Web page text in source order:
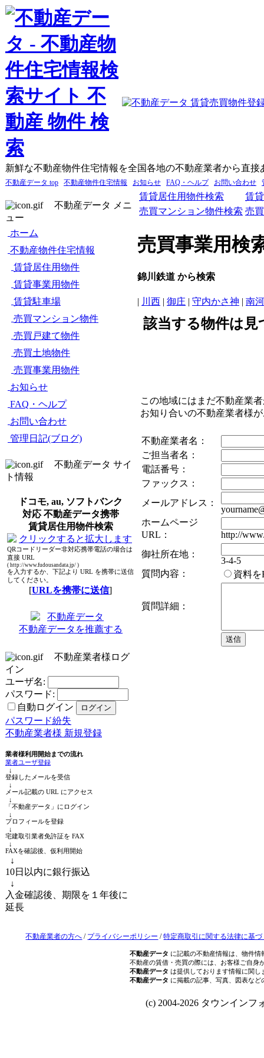
新鮮な不動産物件住宅情報を全国各地の不動産業者から直接
不動産データ top 不動産物件住宅情報 お知らせ FAQ・ヘルプ お問い合わせ
不動産データ メニ
ュー
ホーム
不動産物件住宅情報
賃貸居住用物件
賃貸事業用物件
賃貸駐車場
売買マンション物件
売買戸建て物件
売買土地物件
売買事業用物件
お知らせ
FAQ・ヘルプ
お問い合わせ
管理日記(ブログ)
不動産データ サイ
ト情報
ドコモ, au, ソフトバンク
対応 不動産データ携帯
賃貸居住用物件検索
QRコードリーダー非対応携帯電話の場合は
直接 URL
( http://www.fudousandata.jp/ )
を入力するか、下記より URL を携帯に送信
してください。
[URLを携帯に送信]
不動産データを推薦する
不動産業者様ログ
イン
ユーザ名:
パスワード:
自動ログイン
パスワード紛失
不動産業者様 新規登録
業者様利用開始までの流れ
業者ユーザ登録
↓
登録したメールを受信
↓
メール記載の URL にアクセス
↓
「不動産データ」にログイン
↓
プロフィールを登録
↓
宅建取引業者免許証を FAX
↓
FAXを確認後、仮利用開始
↓
10日以内に銀行振込
↓
入金確認後、期限を１年後に
延長
賃貸居住用物件検索
賃
売買マンション物件検索 売
売買事業用検
錦川鉄道 から検索
| 川西 | 御庄 | 守内かさ神 | 南
該当する物件は
この地域にはまだ不動産業
お知り合いの不動産業者様
不動産業者名：
ご担当者名：
電話番号：
ファックス：
メールアドレス：
ホームページ
URL：
http://
御社所在地：
3-4-5
質問内容：
資料
質問詳細：
不動産業者の方へ / プライバシーポリシー /特定商取引に関する法律に基
不動産データ に記載の不動産情報は、物件
不動産の賃借・売買の際には、お客様ご自身
不動産データ は提供しております情報に関し
不動産データ に掲載の記事、写真、図表な
(c) 2004-2026 タウンインフ